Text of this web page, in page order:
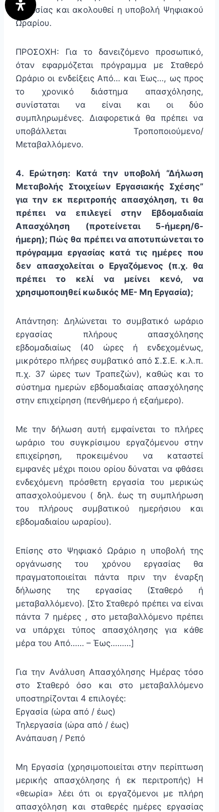
Εργασίας και ακολουθεί η υποβολή Ψηφιακού
Ωραρίου.
ΠΡΟΣΟΧΗ: Για το δανειζόμενο προσωπικό,
όταν εφαρμόζεται πρόγραμμα με Σταθερό
Ωράριο οι ενδείξεις Από… και Έως…, ως προς
το χρονικό διάστημα απασχόλησης,
συνίσταται να είναι και οι δύο
συμπληρωμένες. Διαφορετικά θα πρέπει να
υποβάλλεται Τροποποιούμενο/
Μεταβαλλόμενο.
4. Ερώτηση: Κατά την υποβολή “Δήλωση
Μεταβολής Στοιχείων Εργασιακής Σχέσης”
για την εκ περιτροπής απασχόληση, τι θα
πρέπει να επιλεγεί στην Εβδομαδιαία
Απασχόληση (προτείνεται 5-ήμερη/6-
ήμερη); Πώς θα πρέπει να αποτυπώνεται το
πρόγραμμα εργασίας κατά τις ημέρες που
δεν απασχολείται ο Εργαζόμενος (π.χ. θα
πρέπει το κελί να μείνει κενό, να
χρησιμοποιηθεί κωδικός ΜΕ- Μη Εργασία);
Απάντηση: Δηλώνεται το συμβατικό ωράριο
εργασίας πλήρους απασχόλησης
εβδομαδιαίως (40 ώρες ή ενδεχομένως,
μικρότερο πλήρες συμβατικό από Σ.Σ.Ε. κ.λ.π.
π.χ. 37 ώρες των Τραπεζών), καθώς και το
σύστημα ημερών εβδομαδιαίας απασχόλησης
στην επιχείρηση (πενθήμερο ή εξαήμερο).
Με την δήλωση αυτή εμφαίνεται το πλήρες
ωράριο του συγκρίσιμου εργαζόμενου στην
επιχείρηση, προκειμένου να καταστεί
εμφανές μέχρι ποιου ορίου δύναται να φθάσει
ενδεχόμενη πρόσθετη εργασία του μερικώς
απασχολούμενου ( δηλ. έως τη συμπλήρωση
του πλήρους συμβατικού ημερήσιου και
εβδομαδιαίου ωραρίου).
Επίσης στο Ψηφιακό Ωράριο η υποβολή της
οργάνωσης του χρόνου εργασίας θα
πραγματοποιείται πάντα πριν την έναρξη
δήλωσης της εργασίας (Σταθερό ή
μεταβαλλόμενο). [Στο Σταθερό πρέπει να είναι
πάντα 7 ημέρες , στο μεταβαλλόμενο πρέπει
να υπάρχει τύπος απασχόλησης για κάθε
μέρα του Από…… – Έως………]
Για την Ανάλυση Απασχόλησης Ημέρας τόσο
στο Σταθερό όσο και στο μεταβαλλόμενο
υποστηρίζονται 4 επιλογές:
Εργασία (ώρα από / έως)
Τηλεργασία (ώρα από / έως)
Ανάπαυση / Ρεπό
Μη Εργασία (χρησιμοποιείται στην περίπτωση
μερικής απασχόλησης ή εκ περιτροπής) Η
«θεωρία» λέει ότι οι εργαζόμενοι με πλήρη
απασχόληση και σταθερές ημέρες εργασίας